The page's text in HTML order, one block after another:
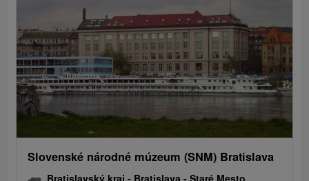
Slovenské národné múzeum (SNM) Bratislava